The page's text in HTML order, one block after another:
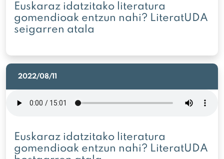
Euskaraz idatzitako literatura
gomendioak entzun nahi? LiteratUDA
seigarren atala
2022/08/11
Euskaraz idatzitako literatura
gomendioak entzun nahi? LiteratUDA